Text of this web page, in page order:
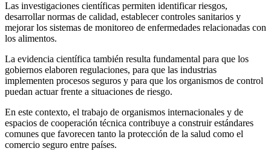
Las investigaciones científicas permiten identificar riesgos,
desarrollar normas de calidad, establecer controles sanitarios y
mejorar los sistemas de monitoreo de enfermedades relacionadas con
los alimentos.
La evidencia científica también resulta fundamental para que los
gobiernos elaboren regulaciones, para que las industrias
implementen procesos seguros y para que los organismos de control
puedan actuar frente a situaciones de riesgo.
En este contexto, el trabajo de organismos internacionales y de
espacios de cooperación técnica contribuye a construir estándares
comunes que favorecen tanto la protección de la salud como el
comercio seguro entre países.